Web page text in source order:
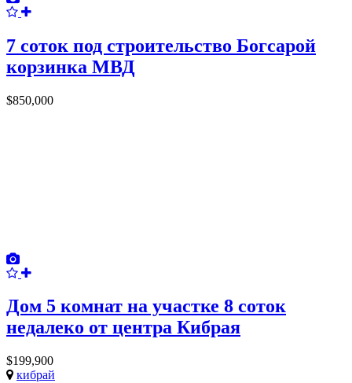
7 соток под строительство Богсарой
корзинка МВД
$850,000
Дом 5 комнат на участке 8 соток
недалеко от центра Кибрая
$199,900
кибрай